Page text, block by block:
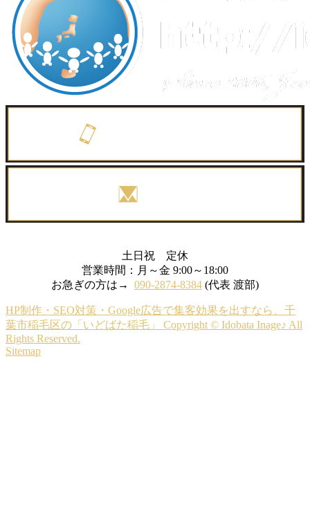
土日祝 定休
営業時間：月～金 9:00～18:00
お急ぎの方は→ 090-2874-8384 (代表 渡部)
HP制作・SEO対策・Google広告で集客効果を出すなら、千
葉市稲毛区の「いどばた稲毛」 Copyright © Idobata Inage♪ All
Rights Reserved.
Sitemap